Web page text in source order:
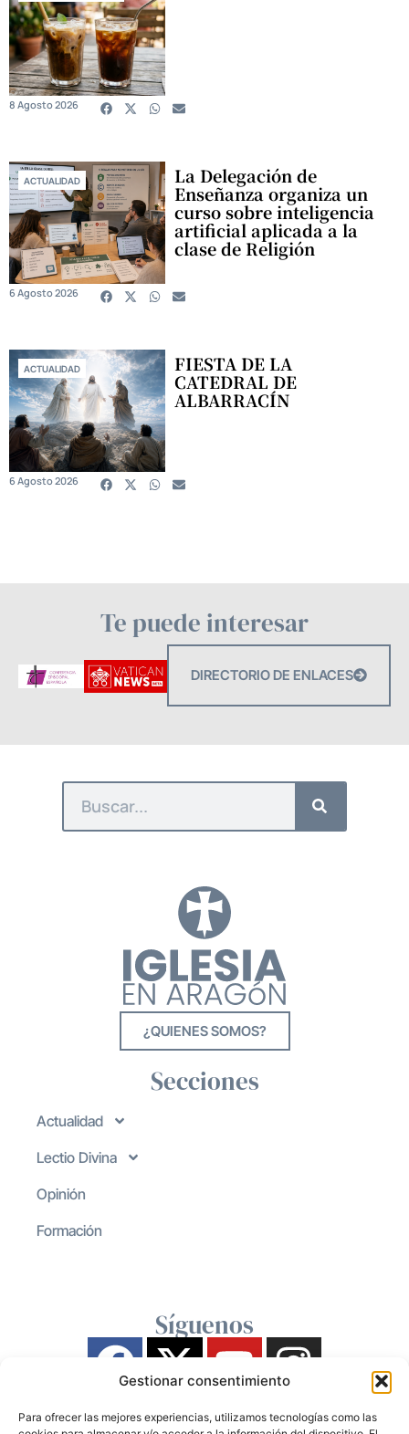
Gestionar consentimiento
Para ofrecer las mejores experiencias, utilizamos tecnologías como las
8 Agosto 2026
ACTUALIDAD La Delegación de
Enseñanza organiza un
curso sobre inteligencia
artificial aplicada a la
clase de Religión
6 Agosto 2026
ACTUALIDAD FIESTA DE LA
CATEDRAL DE
ALBARRACÍN
6 Agosto 2026
Te puede interesar
DIRECTORIO DE ENLACES
¿QUIENES SOMOS?
Secciones
Actualidad
Lectio Divina
Opinión
Formación
Síguenos